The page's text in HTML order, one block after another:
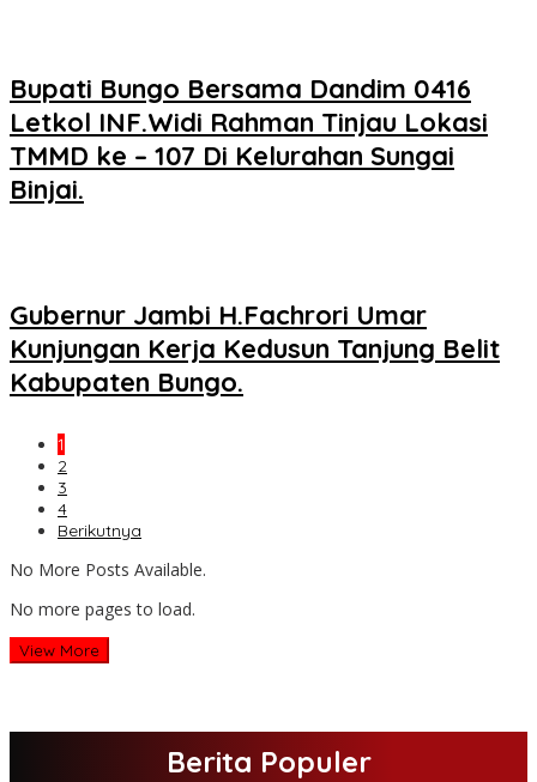
Bupati Bungo Bersama Dandim 0416
Letkol INF.Widi Rahman Tinjau Lokasi
TMMD ke – 107 Di Kelurahan Sungai
Binjai.
Gubernur Jambi H.Fachrori Umar
Kunjungan Kerja Kedusun Tanjung Belit
Kabupaten Bungo.
1
2
3
4
Berikutnya
No More Posts Available.
No more pages to load.
View More
Berita Populer